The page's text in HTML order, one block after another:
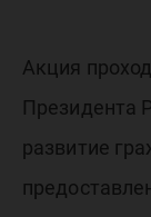
Акция
Президента
развитие